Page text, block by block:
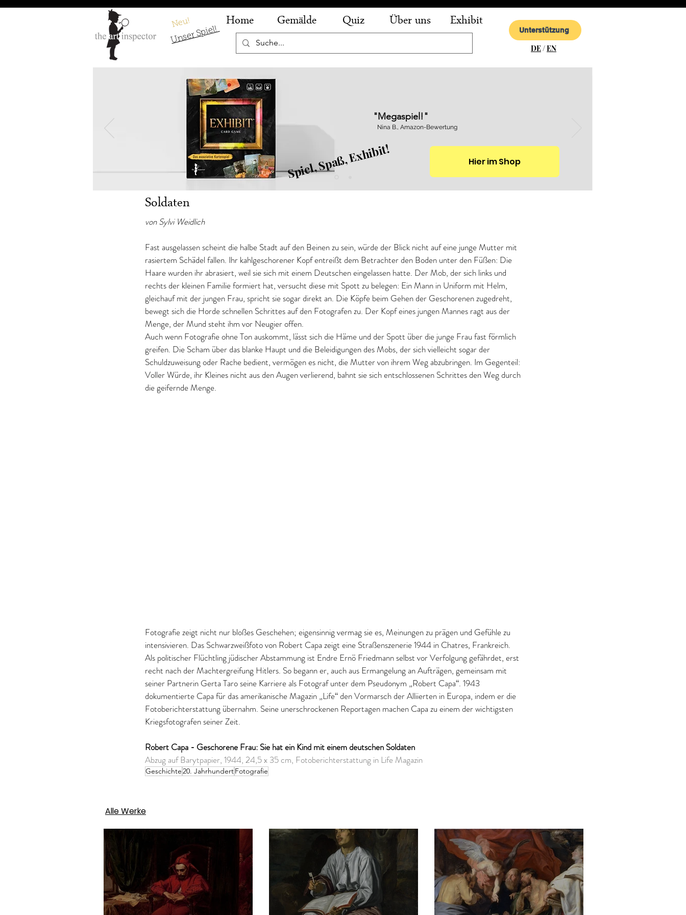
Home Gemälde Quiz Über uns Exhibit
Unser Spiel!
Neu!
DE/EN
Unterstützung
Robert Capa - Geschorene Frau: Sie hat ein Kind mit einem deutschen
Soldaten
von Sylvi Weidlich
Fast ausgelassen scheint die halbe Stadt auf den Beinen zu sein, würde der Blick nicht auf eine junge Mutter mit
rasiertem Schädel fallen. Ihr kahlgeschorener Kopf entreißt dem Betrachter den Boden unter den Füßen: Die
Haare wurden ihr abrasiert, weil sie sich mit einem Deutschen eingelassen hatte. Der Mob, der sich links und
rechts der kleinen Familie formiert hat, versucht diese mit Spott zu belegen: Ein Mann in Uniform mit Helm,
gleichauf mit der jungen Frau, spricht sie sogar direkt an. Die Köpfe beim Gehen der Geschorenen zugedreht,
bewegt sich die Horde schnellen Schrittes auf den Fotografen zu. Der Kopf eines jungen Mannes ragt aus der
Menge, der Mund steht ihm vor Neugier offen.
Auch wenn Fotografie ohne Ton auskommt, lässt sich die Häme und der Spott über die junge Frau fast förmlich
greifen. Die Scham über das blanke Haupt und die Beleidigungen des Mobs, der sich vielleicht sogar der
Schuldzuweisung oder Rache bedient, vermögen es nicht, die Mutter von ihrem Weg abzubringen. Im Gegenteil:
Voller Würde, ihr Kleines nicht aus den Augen verlierend, bahnt sie sich entschlossenen Schrittes den Weg durch
die geifernde Menge.
Fotografie zeigt nicht nur bloßes Geschehen; eigensinnig vermag sie es, Meinungen zu prägen und Gefühle zu
intensivieren. Das Schwarzweißfoto von Robert Capa zeigt eine Straßenszenerie 1944 in Chatres, Frankreich.
Als politischer Flüchtling jüdischer Abstammung ist Endre Ernö Friedmann selbst vor Verfolgung gefährdet, erst
recht nach der Machtergreifung Hitlers. So begann er, auch aus Ermangelung an Aufträgen, gemeinsam mit
seiner Partnerin Gerta Taro seine Karriere als Fotograf unter dem Pseudonym „Robert Capa“. 1943
dokumentierte Capa für das amerikanische Magazin „Life“ den Vormarsch der Alliierten in Europa, indem er die
Fotoberichterstattung übernahm. Seine unerschrockenen Reportagen machen Capa zu einem der wichtigsten
Kriegsfotografen seiner Zeit.
Robert Capa - Geschorene Frau: Sie hat ein Kind mit einem deutschen Soldaten
Abzug auf Barytpapier, 1944, 24,5 x 35 cm, Fotoberichterstattung in Life Magazin
Geschichte 20. JahrhundertFotografie
"Megaspiel!"
Nina B., Amazon-Bewertung
Spiel, Spaß, Exhibit! Hier im Shop
Alle Werke